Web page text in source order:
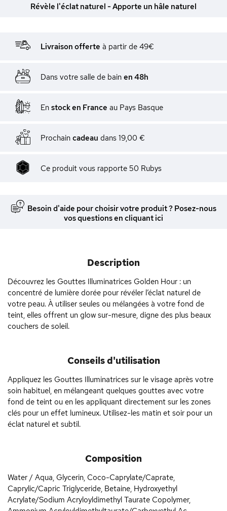
Révèle l'éclat naturel - Apporte un hâle naturel
Livraison offerte à partir de 49€
Dans votre salle de bain en 48h
En stock en France au Pays Basque
Prochain cadeau dans 19,00 €
Ce produit vous rapporte 50 Rubys
Besoin d'aide pour choisir votre produit ? Posez-nous
vos questions en cliquant ici
Description
Découvrez les Gouttes Illuminatrices Golden Hour : un
concentré de lumière dorée pour révéler l’éclat naturel de
votre peau. À utiliser seules ou mélangées à votre fond de
teint, elles offrent un glow sur-mesure, digne des plus beaux
couchers de soleil.
Conseils d'utilisation
Appliquez les Gouttes Illuminatrices sur le visage après votre
soin habituel, en mélangeant quelques gouttes avec votre
fond de teint ou en les appliquant directement sur les zones
clés pour un effet lumineux. Utilisez-les matin et soir pour un
éclat naturel et subtil.
Composition
Water / Aqua, Glycerin, Coco-Caprylate/Caprate,
Caprylic/Capric Triglyceride, Betaine, Hydroxyethyl
Acrylate/Sodium Acryloyldimethyl Taurate Copolymer,